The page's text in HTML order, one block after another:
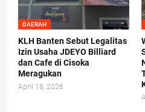
DAERAH
KLH Banten Sebut Legalitas
Izin Usaha JDEYO Billiard
dan Cafe di Cisoka
Meragukan
April 18, 2026